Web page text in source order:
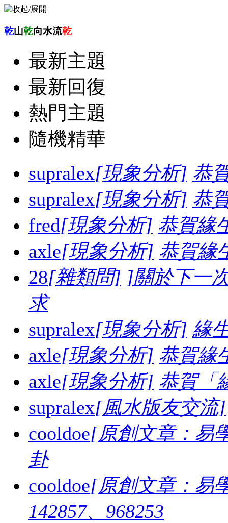
乾山乾向水流乾
最新主題
最新回復
熱門主題
隨機精華
supralex[現象分析] 恭
supralex[現象分析] 恭
fred[現象分析] 恭賀緣
axle[現象分析] 恭賀緣
28[雜類問] ]關於下一
求
supralex[現象分析] 緣
axle[現象分析] 恭賀緣
axle[現象分析] 恭賀「
supralex[風水版友交流]
cooldoe[原創文章：易
卦
cooldoe[原創文章：易
142857、968253